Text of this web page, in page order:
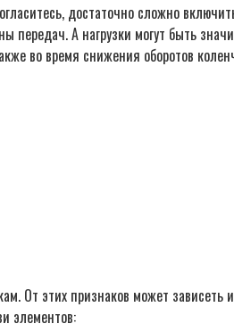
достаточно сложно
передач. А нагрузки могут быть
во время снижения оборотов
От этих признаков может зависеть
элементов: